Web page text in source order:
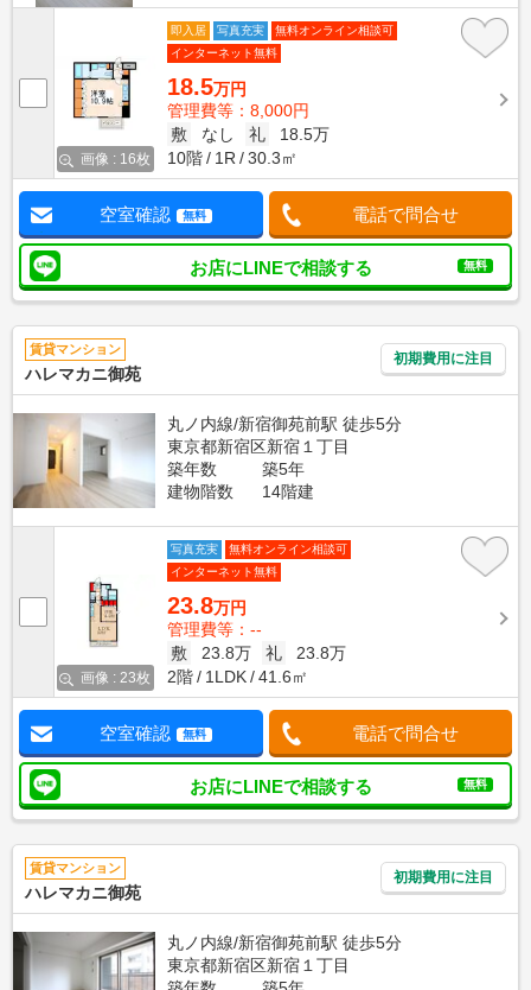
画像 : 16枚
即入居 写真充実
無料オンライン相談可
インターネット無料
18.5万円
管理費等：8,000円
敷
なし 礼
18.5万
10階
1R 30.3㎡
空室確認 無料 電話で問合せ
お店にLINEで相談する 無料
賃貸マンション
ハレマカニ御苑
初期費用に注目
丸ノ内線/新宿御苑前駅 徒歩5分
東京都新宿区新宿１丁目
築年数
築5年
建物階数
14階建
画像 : 23枚
写真充実
無料オンライン相談可
インターネット無料
23.8万円
管理費等：--
敷
23.8万 礼
23.8万
2階
1LDK 41.6㎡
空室確認 無料 電話で問合せ
お店にLINEで相談する 無料
賃貸マンション
ハレマカニ御苑
初期費用に注目
丸ノ内線/新宿御苑前駅 徒歩5分
東京都新宿区新宿１丁目